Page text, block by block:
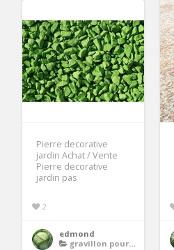
Pierre decorative
jardin Achat / Vente
Pierre decorative
jardin pas
2
edmond
gravillon pour allee